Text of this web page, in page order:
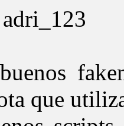
que